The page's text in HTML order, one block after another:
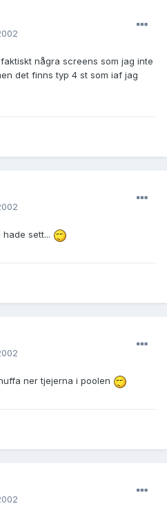
några screens som jag inte
det finns typ 4 st som iaf jag
sett...
ner tjejerna i poolen